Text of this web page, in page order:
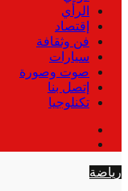
الرأي
إقتصاد
فن وثقافة
سيارات
صوت وصورة
إتصل بنا
تكنلوجيا
رياضة